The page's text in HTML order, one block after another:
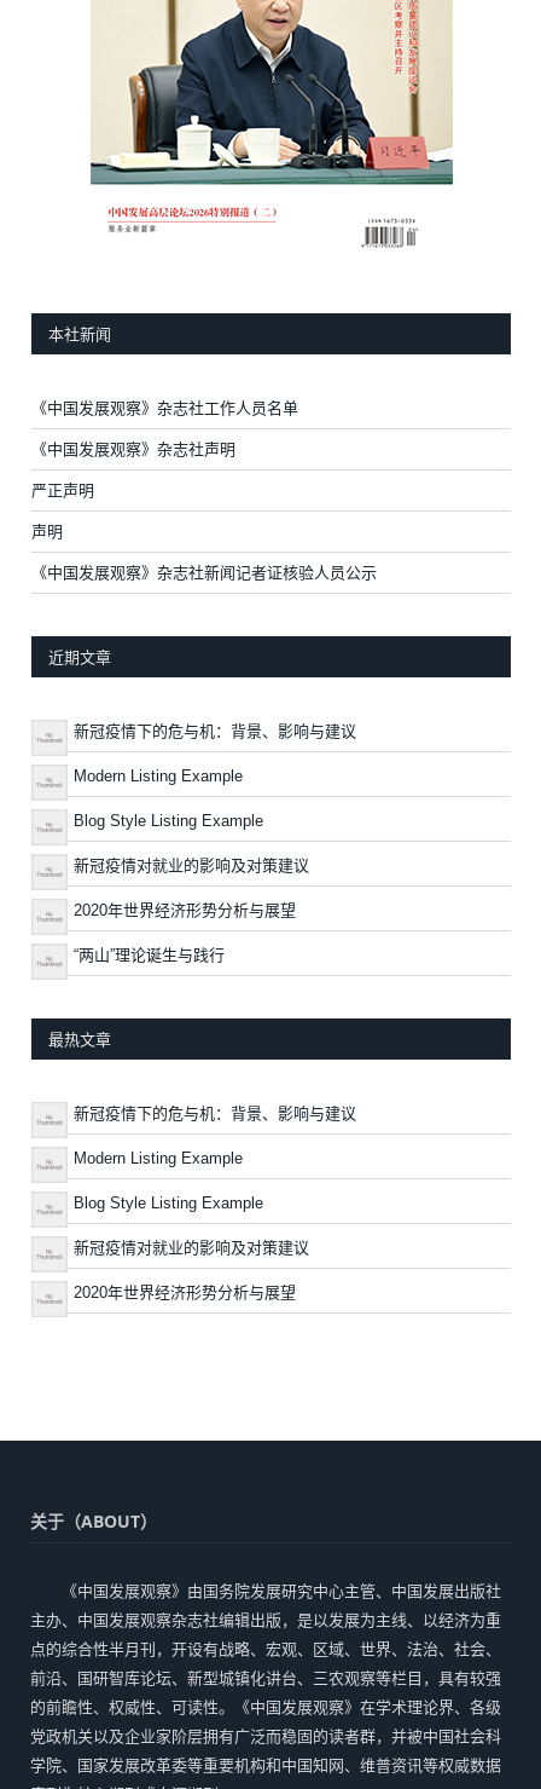
本社新闻
《中国发展观察》杂志社工作人员名单
《中国发展观察》杂志社声明
严正声明
声明
《中国发展观察》杂志社新闻记者证核验人员公示
近期文章
新冠疫情下的危与机：背景、影响与建议
Modern Listing Example
Blog Style Listing Example
新冠疫情对就业的影响及对策建议
2020年世界经济形势分析与展望
“两山”理论诞生与践行
最热文章
新冠疫情下的危与机：背景、影响与建议
Modern Listing Example
Blog Style Listing Example
新冠疫情对就业的影响及对策建议
2020年世界经济形势分析与展望
关于（ABOUT）
《中国发展观察》由国务院发展研究中心主管、中国发展出版社
主办、中国发展观察杂志社编辑出版，是以发展为主线、以经济为重
点的综合性半月刊，开设有战略、宏观、区域、世界、法治、社会、
前沿、国研智库论坛、新型城镇化讲台、三农观察等栏目，具有较强
的前瞻性、权威性、可读性。《中国发展观察》在学术理论界、各级
党政机关以及企业家阶层拥有广泛而稳固的读者群，并被中国社会科
学院、国家发展改革委等重要机构和中国知网、维普资讯等权威数据